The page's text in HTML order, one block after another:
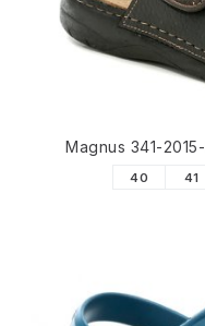
Magnus 341-
40 41